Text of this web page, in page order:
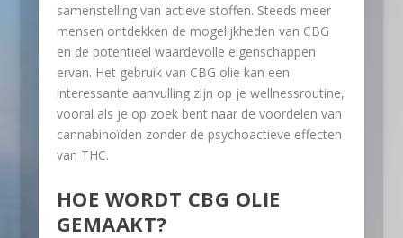
samenstelling van actieve stoffen. Steeds meer
mensen ontdekken de mogelijkheden van CBG
en de potentieel waardevolle eigenschappen
ervan. Het gebruik van CBG olie kan een
interessante aanvulling zijn op je wellnessroutine,
vooral als je op zoek bent naar de voordelen van
cannabinoïden zonder de psychoactieve effecten
van THC.
HOE WORDT CBG OLIE
GEMAAKT?